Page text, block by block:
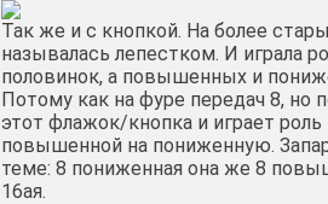
Так же и с кнопкой. На более
называлась лепестком. И играла
половинок, а повышенных и
Потому как на фуре передач 8, но
этот флажок/кнопка и играет роль
повышенной на пониженную.
теме: 8 пониженная она же 8
16ая.